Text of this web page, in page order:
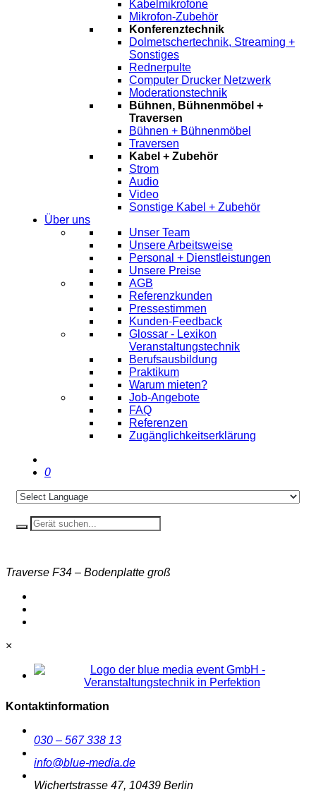
Kabelmikrofone
Mikrofon-Zubehör
Konferenztechnik
Dolmetschertechnik, Streaming +
Sonstiges
Rednerpulte
Computer Drucker Netzwerk
Moderationstechnik
Bühnen, Bühnenmöbel +
Traversen
Bühnen + Bühnenmöbel
Traversen
Kabel + Zubehör
Strom
Audio
Video
Sonstige Kabel + Zubehör
Über uns
Unser Team
Unsere Arbeitsweise
Personal + Dienstleistungen
Unsere Preise
AGB
Referenzkunden
Pressestimmen
Kunden-Feedback
Glossar - Lexikon
Veranstaltungstechnik
Berufsausbildung
Praktikum
Warum mieten?
Job-Angebote
FAQ
Referenzen
Zugänglichkeitserklärung
0
Traverse F34 – Bodenplatte groß
×
Kontaktinformation
030 – 567 338 13
info@blue-media.de
Wichertstrasse 47, 10439 Berlin